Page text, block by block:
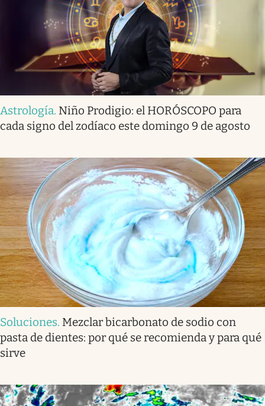
Astrología. Niño Prodigio: el HORÓSCOPO para
cada signo del zodíaco este domingo 9 de agosto
Soluciones. Mezclar bicarbonato de sodio con
pasta de dientes: por qué se recomienda y para qué
sirve